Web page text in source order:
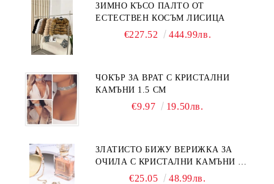
ЗИМНО КЪСО ПАЛТО ОТ
ЕСТЕСТВЕН КОСЪМ ЛИСИЦА
€227.52 444.99лв.
ЧОКЪР ЗА ВРАТ С КРИСТАЛНИ
КАМЪНИ 1.5 СМ
€9.97 19.50лв.
ЗЛАТИСТО БИЖУ ВЕРИЖКА ЗА
ОЧИЛА С КРИСТАЛНИ КАМЪНИ И
€25.05 48.99лв.